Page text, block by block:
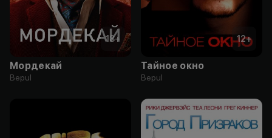
18+
Мордекай
Bepul
12+
Тайное окно
Bepul